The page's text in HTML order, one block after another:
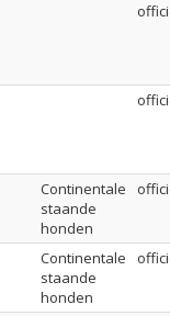
Continentale
staande
honden
Continentale
staande
honden